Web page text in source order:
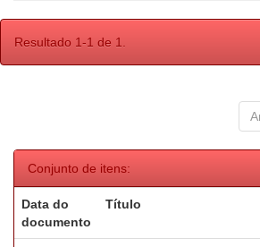
Resultado 1-1 de 1.
Conjunto de itens:
Data do
documento
Título